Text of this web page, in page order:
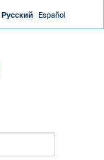
Русский Español